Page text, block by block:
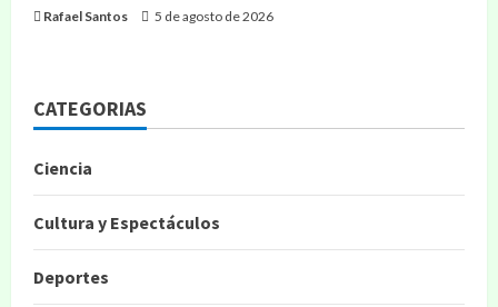
Rafael Santos 5 de agosto de 2026
CATEGORIAS
Ciencia
Cultura y Espectáculos
Deportes